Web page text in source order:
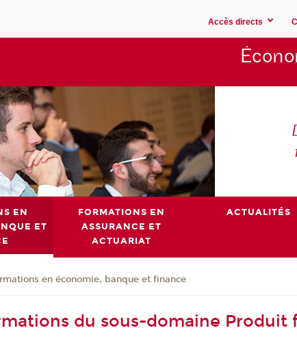
Accès directs
EN
ET
FORMATIONS EN
ASSURANCE ET
ACTUARIAT
ACTUALITÉS
en économie, banque et finance
du sous-domaine Produit